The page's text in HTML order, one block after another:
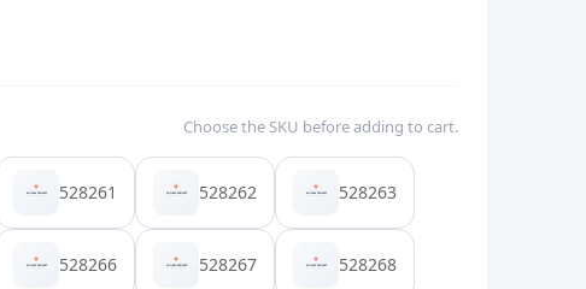
Choose the SKU before adding to cart.
528261 528262 528263
528266 528267 528268